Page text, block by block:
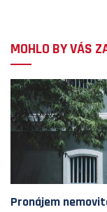
MOHLO BY VÁS
Pronájem